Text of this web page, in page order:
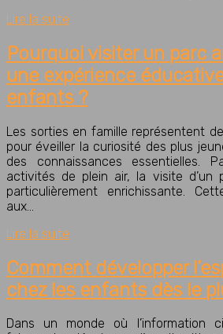
Lire la suite
Pourquoi visiter un parc
une expérience
enfants ?
Les sorties en famille représentent
pour éveiller la curiosité des plus
des connaissances essentielles.
activités de plein air, la visite d’un
particulièrement enrichissante.
aux…
Lire la suite
Comment développer
chez les enfants dès le
Dans un monde où l’information